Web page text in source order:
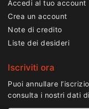
Accedi al tuo account
Crea un account
Note di credito
Liste dei desideri
Iscriviti ora
Puoi annullare
consulta i nostri dati